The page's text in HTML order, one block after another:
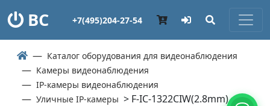
ВС +7(495)204-27-54
Каталог оборудования для видеонаблюдения
Камеры видеонаблюдения
IP-камеры видеонаблюдения
Уличные IP-камеры > F-IC-1322CIW(2.8mm)